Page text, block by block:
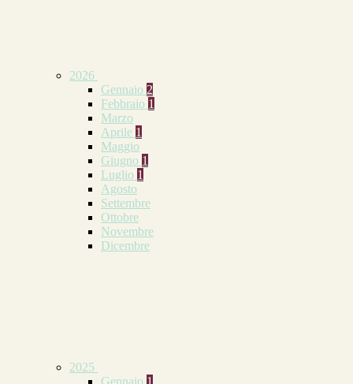
2026
Gennaio 2
Febbraio 1
Marzo
Aprile 1
Maggio
Giugno 1
Luglio 1
Agosto
Settembre
Ottobre
Novembre
Dicembre
2025